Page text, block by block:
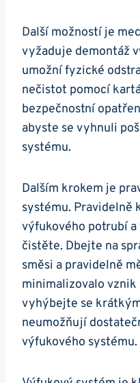
Další možností ⁢je
vyžaduje⁤ demontáž
umožní fyzické⁣
nečistot pomocí
bezpečnostní
abyste se vyhnuli
⁣systému.
Dalším krokem je
systému. Pravidelně‍
výfukového potrubí
čistěte. Dbejte na
směsi a pravidelně
minimalizovalo vznik
vyhýbejte se
neumožňují
výfukového systému.